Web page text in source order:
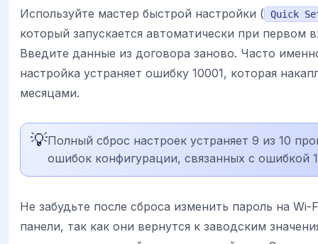
Используйте мастер быстрой настройки (
Quick
который запускается автоматически при первом
Введите данные из договора заново. Часто
настройка устраняет ошибку 10001, которая
месяцами.
💡Полный сброс настроек устраняет 9 из 10
ошибок конфигурации, связанных с ошибкой
Не забудьте после сброса изменить пароль на
панели, так как они вернутся к заводским